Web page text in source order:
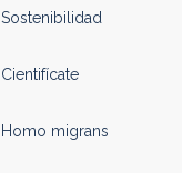
Sostenibilidad
Cientifícate
Homo migrans